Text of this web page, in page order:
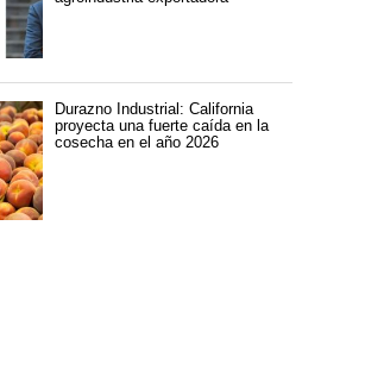
Durazno Industrial: California
proyecta una fuerte caída en la
cosecha en el año 2026